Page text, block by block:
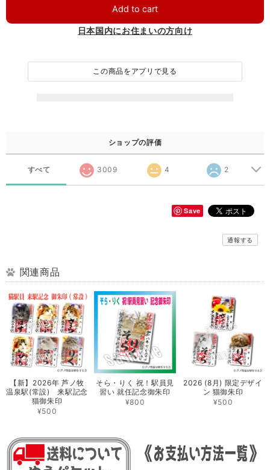
Add to cart
日本国内にお住まいの方向け
この商品をアプリで見る
ショップの評価
すべて 3009 4 2
Save
通報する
関連商品
【新】2026年 芦ノ牧
温泉駅(常設) 来駅記念
猫御朱印
¥500
そら・りく 祝！駅員見
習い 就任記念御朱印
¥800
2026 (8月) 限定デザイ
ン 猫御朱印
¥500